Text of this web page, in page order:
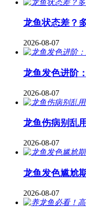
龙鱼状态差？
2026-08-07
龙鱼发色进阶
2026-08-07
龙鱼伤病别乱
2026-08-07
龙鱼发色尴尬
2026-08-07